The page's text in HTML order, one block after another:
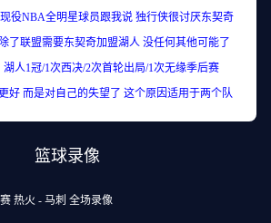
役NBA全明星球员跟我说 独行侠很讨厌东契奇
联盟需要东契奇加盟湖人 没任何其他可能了
人1冠/1次西决/2次首轮出局/1次无缘季后赛
而是对自己的失望了 这个原因适用于两个队
篮球录像
热火 - 马刺 全场录像